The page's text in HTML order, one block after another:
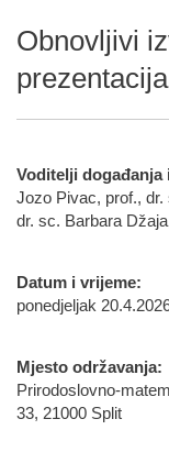
Obnovljivi
Voditelji događanja
Jozo Pivac, prof.,
dr. sc. Barbara
Datum i vrijeme:
ponedjeljak
Mjesto održavanja:
Prirodoslovno-
33, 21000 Split